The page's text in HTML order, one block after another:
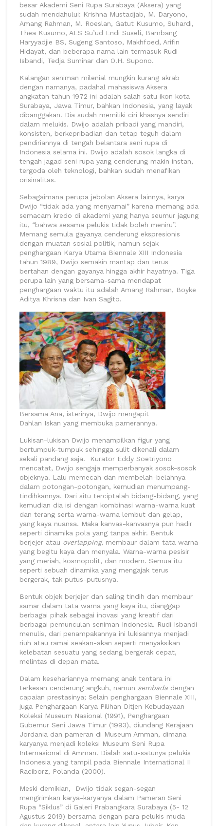
besar Akademi Seni Rupa Surabaya (Aksera) yang
sudah mendahului: Krishna Mustadjab, M. Daryono,
Amang Rahman, M. Roeslan, Gatut Kusumo, Suhardi,
Thea Kusumo, AES Su’ud Endi Suseli, Bambang
Haryyadjie BS, Sugeng Santoso, Makhfoed, Arifin
Hidayat, dan beberapa nama lain termasuk Rudi
Isbandi, Tedja Suminar dan O.H. Supono.
Kalangan seniman milenial mungkin kurang akrab
dengan namanya, padahal mahasiswa Aksera
angkatan tahun 1972 ini adalah salah satu ikon kota
Surabaya, Jawa Timur, bahkan Indonesia, yang layak
dibanggakan. Dia sudah memiliki ciri khasnya sendiri
dalam melukis. Dwijo adalah pribadi yang mandiri,
konsisten, berkepribadian dan tetap teguh dalam
pendiriannya di tengah belantara seni rupa di
Indonesia selama ini. Dwijo adalah sosok langka di
tengah jagad seni rupa yang cenderung makin instan,
tergoda oleh teknologi, bahkan sudah menafikan
orisinalitas.
Sebagaimana perupa jebolan Aksera lainnya, karya
Dwijo “tidak ada yang menyamai” karena memang ada
semacam kredo di akademi yang hanya seumur jagung
itu, “bahwa sesama pelukis tidak boleh meniru”.
Memang semula gayanya cenderung ekspresionis
dengan muatan sosial politik, namun sejak
penghargaan Karya Utama Biennale XIII Indonesia
tahun 1989, Dwijo semakin mantap dan terus
bertahan dengan gayanya hingga akhir hayatnya. Tiga
perupa lain yang bersama-sama mendapat
penghargaan waktu itu adalah Amang Rahman, Boyke
Aditya Khrisna dan Ivan Sagito.
Bersama Ana, isterinya, Dwijo mengapit
Dahlan Iskan yang membuka pamerannya.
Lukisan-lukisan Dwijo menampilkan figur yang
bertumpuk-tumpuk sehingga sulit dikenali dalam
sekali pandang saja. Kurator Eddy Soetriyono
mencatat, Dwijo sengaja memperbanyak sosok-sosok
objeknya. Lalu memecah dan membelah-belahnya
dalam potongan-potongan, kemudian menumpang-
tindihkannya. Dari situ terciptalah bidang-bidang, yang
kemudian dia isi dengan kombinasi warna-warna kuat
dan terang serta warna-warna lembut dan gelap,
yang kaya nuansa. Maka kanvas-kanvasnya pun hadir
seperti dinamika pola yang tanpa akhir. Bentuk
berjejer atau overlapping, membaur dalam tata warna
yang begitu kaya dan menyala. Warna-warna pesisir
yang meriah, kosmopolit, dan modern. Semua itu
seperti sebuah dinamika yang mengajak terus
bergerak, tak putus-putusnya.
Bentuk objek berjejer dan saling tindih dan membaur
samar dalam tata warna yang kaya itu, dianggap
berbagai pihak sebagai inovasi yang kreatif dari
berbagai pemunculan seniman Indonesia. Rudi Isbandi
menulis, dari penampakannya ini lukisannya menjadi
riuh atau ramai seakan-akan seperti menyaksikan
kelebatan sesuatu yang sedang bergerak cepat,
melintas di depan mata.
Dalam kesehariannya memang anak tentara ini
terkesan cenderung angkuh, namun sembada dengan
capaian prestasinya; Selain penghargaan Biennale XIII,
juga Penghargaan Karya Pilihan Ditjen Kebudayaan
Koleksi Museum Nasional (1991), Penghargaan
Gubernur Seni Jawa Timur (1993), diundang Kerajaan
Jordania dan pameran di Museum Amman, dimana
karyanya menjadi koleksi Museum Seni Rupa
Internasional di Amman. Dialah satu-satunya pelukis
Indonesia yang tampil pada Biennale International II
Raciborz, Polanda (2000).
Meski demikian, Dwijo tidak segan-segan
mengirimkan karya-karyanya dalam Pameran Seni
Rupa “Siklus” di Galeri Prabangkara Surabaya (5- 12
Agustus 2019) bersama dengan para pelukis muda